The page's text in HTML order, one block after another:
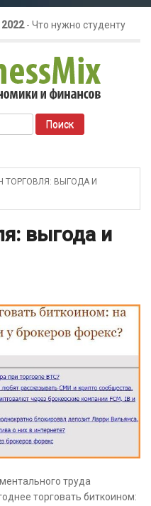
2022- Что нужно студенту
бизнеса?
-Телефония для
лучшие инструменты для
свой бизнес?
ТОРГОВЛЯ: ВЫГОДА И
выгода и
труда
торговать биткоином: